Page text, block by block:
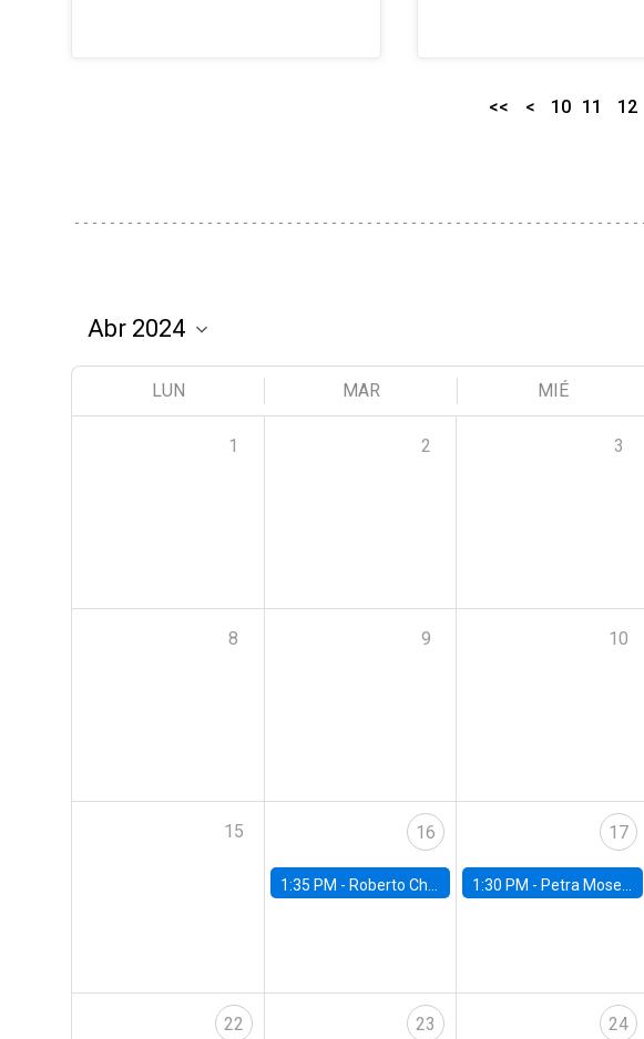
<< < 10 11 12
LUN MAR MIÉ
1 2 3
8 9 10
15 16
1:35 PM - Roberto Chang, Rutgers University
17
1:30 PM - Petra Moser, NYU Stern
22 23 24